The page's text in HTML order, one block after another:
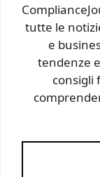
tutte le
e
tendenze
consigli